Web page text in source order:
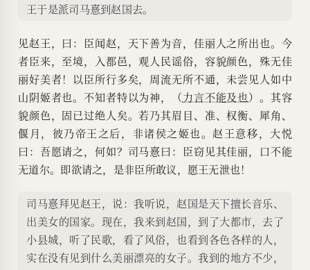
王于是派司马憙到赵国去。
见赵王，曰：臣闻赵，天下善为音，佳丽人之所出也。今
者臣来，至境，入都邑，观人民谣俗，容貌颜色，殊无佳
丽好美者！以臣所行多矣，周流无所不通，未尝见人如中
山阴姬者也。不知者特以为神，（力言不能及也）。其容
貌颜色，固已过绝人矣。若乃其眉目、准、权衡、犀角、
偃月，彼乃帝王之后，非诸侯之姬也。赵王意移，大悦
曰：吾愿请之，何如？司马憙曰：臣窃见其佳丽，口不能
无道尔。即欲请之，是非臣所敢议，愿王无泄也！
司马憙拜见赵王，说：我听说，赵国是天下擅长音乐、
出美女的国家。现在，我来到赵国，到了大都市，去了
小县城，听了民歌，看了风俗，也看到各色各样的人，
实在没有见到什么美丽漂亮的女子。我到的地方不少，